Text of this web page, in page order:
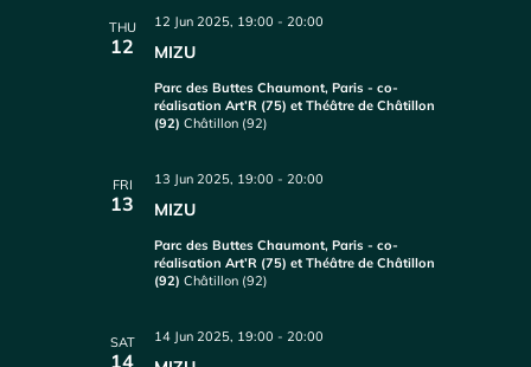
THU
12 MIZU
12 Jun 2025, 19:00 -20:00
Parc des Buttes Chaumont, Paris - co-
réalisation Art’R (75) et Théâtre de Châtillon
(92)Châtillon (92)
FRI
13 MIZU
13 Jun 2025, 19:00 -20:00
Parc des Buttes Chaumont, Paris - co-
réalisation Art’R (75) et Théâtre de Châtillon
(92)Châtillon (92)
SAT
14
14 Jun 2025, 19:00 -20:00